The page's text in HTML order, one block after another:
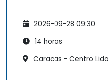
2026-09-28 09:30
14 horas
Caracas - Centro Lido